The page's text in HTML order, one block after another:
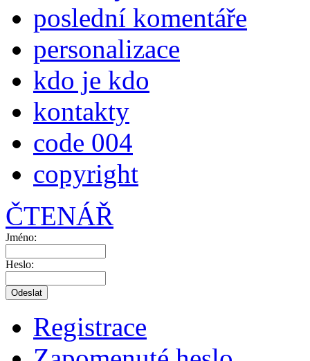
poslední komentáře
personalizace
kdo je kdo
kontakty
code 004
copyright
ČTENÁŘ
Jméno:
Heslo:
Registrace